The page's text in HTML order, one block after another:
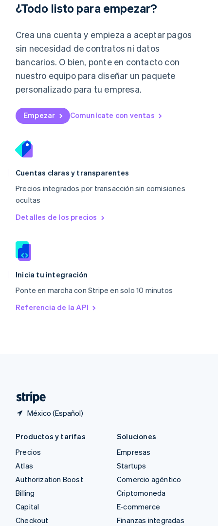
¿Todo listo para empezar?
Crea una cuenta y empieza a aceptar pagos
sin necesidad de contratos ni datos
bancarios. O bien, ponte en contacto con
nuestro equipo para diseñar un paquete
personalizado para tu empresa.
Empezar Comunícate con ventas
Cuentas claras y transparentes
Precios integrados por transacción sin comisiones
ocultas
Detalles de los precios
Inicia tu integración
Ponte en marcha con Stripe en solo 10 minutos
Referencia de la API
México (Español)
Letonia
English
Deutsch English
Lituania
English
Luxemburgo
FrançaisDeutsch English
English 简体中文
English
México
Noruega
English
English
NederlandsEnglish
Polonia
English
RAE de Hong Kong, China
Reino Unido
English
English
English
Productos y tarifas
Precios
Atlas
Authorization Boost
Billing
Capital
Checkout
Soluciones
Empresas
Startups
Comercio agéntico
Criptomoneda
E-commerce
Finanzas integradas